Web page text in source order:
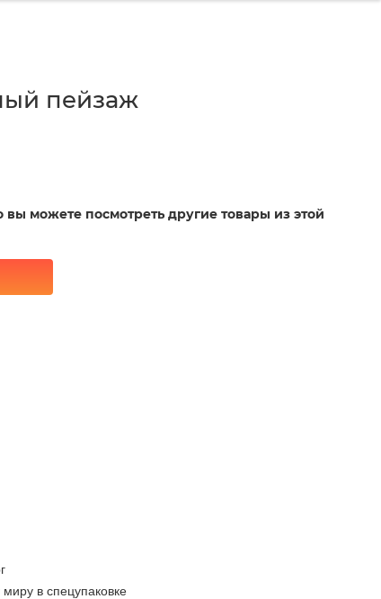
пейзаж
вы можете посмотреть другие товары из этой
в спецупаковке